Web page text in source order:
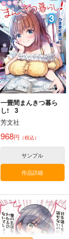
一畳間まんきつ暮ら
し! 3
芳文社
968円 （税込）
サンプル
作品詳細